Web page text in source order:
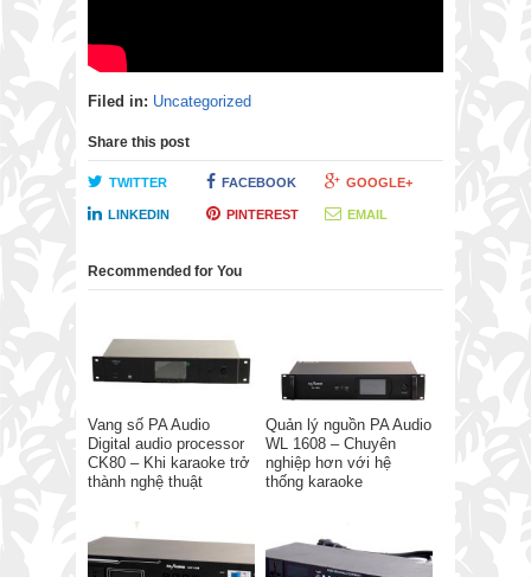
Filed in: Uncategorized
Share this post
TWITTER FACEBOOK GOOGLE+
LINKEDIN PINTEREST EMAIL
Recommended for You
Vang số PA Audio
Digital audio processor
CK80 – Khi karaoke trở
thành nghệ thuật
Quản lý nguồn PA Audio
WL 1608 – Chuyên
nghiệp hơn với hệ
thống karaoke